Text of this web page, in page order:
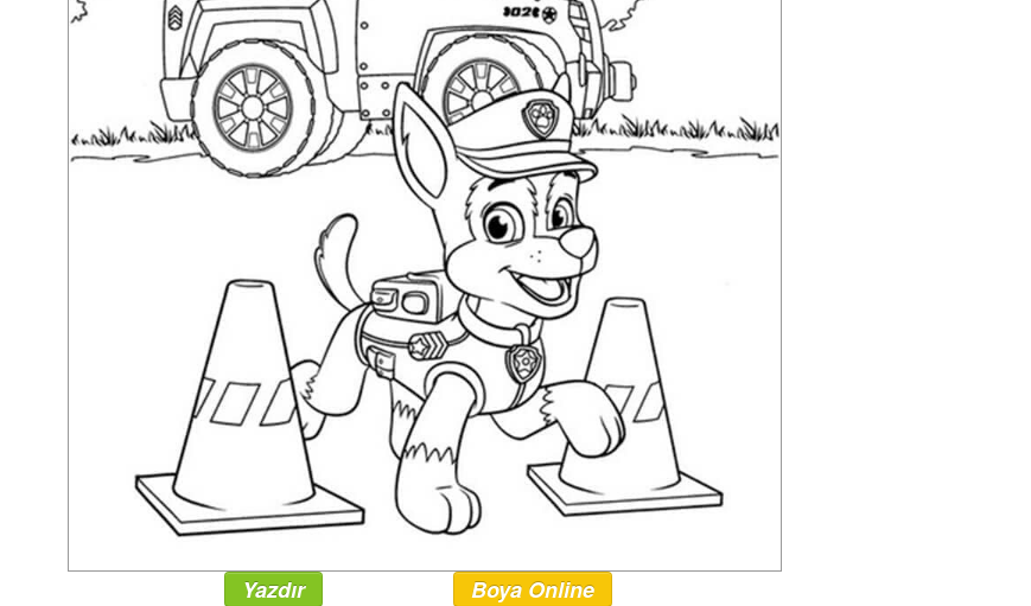
Yazdır Boya Online